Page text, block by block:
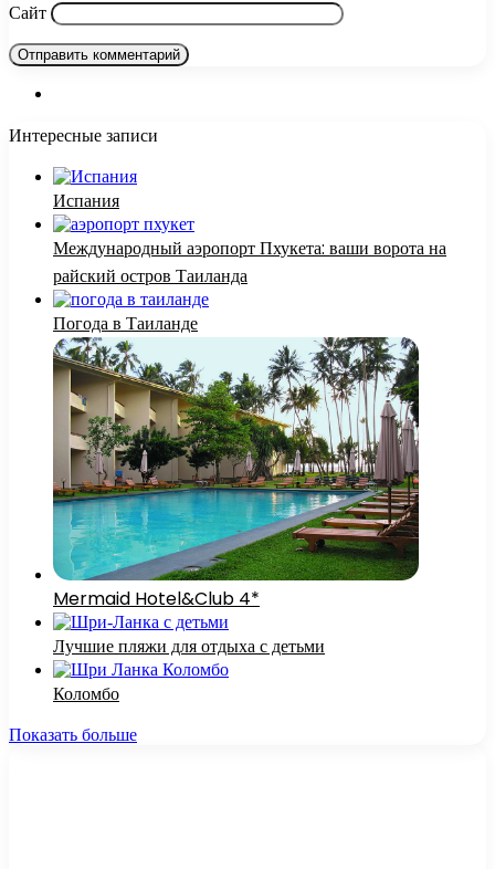
Сайт
Интересные записи
Испания
Международный аэропорт Пхукета: ваши ворота на
райский остров Таиланда
Погода в Таиланде
Mermaid Hotel&Club 4*
Лучшие пляжи для отдыха с детьми
Коломбо
Показать больше